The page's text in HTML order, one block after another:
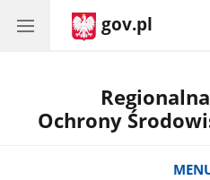
gov.pl
Ochrony